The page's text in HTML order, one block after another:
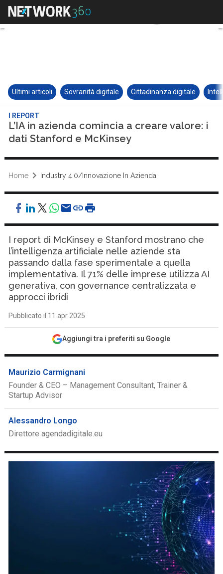
Ultimi articoli Sovranità digitale Cittadinanza digitale
I REPORT
L’IA in azienda comincia a creare valore: i
dati Stanford e McKinsey
Home Industry 4.0/Innovazione In Azienda
I report di McKinsey e Stanford mostrano che
l’intelligenza artificiale nelle aziende sta
passando dalla fase sperimentale a quella
implementativa. Il 71% delle imprese utilizza AI
generativa, con governance centralizzata e
approcci ibridi
Pubblicato il 11 apr 2025
Aggiungi tra i preferiti su Google
Maurizio Carmignani
Founder & CEO – Management Consultant, Trainer &
Startup Advisor
Alessandro Longo
Direttore agendadigitale.eu